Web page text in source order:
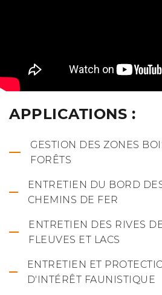
APPLICATIONS :
GESTION DES ZONES
FORÊTS
ENTRETIEN DU BORD
CHEMINS DE FER
ENTRETIEN DES RIVES
FLEUVES ET LACS
ENTRETIEN ET
D'INTÉRÊT FAUNISTIQUE